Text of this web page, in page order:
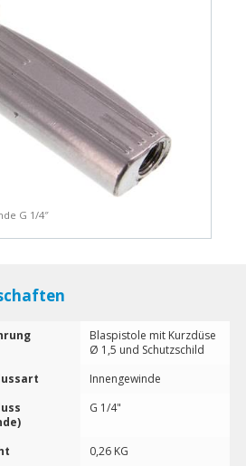
G 1/4″
Blaspistole mit Kurzdüse
Ø 1,5 und Schutzschild
Innengewinde
G 1/4"
0,26 KG